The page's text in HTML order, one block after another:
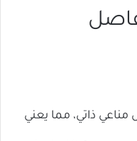
ذاتي، مما يعني